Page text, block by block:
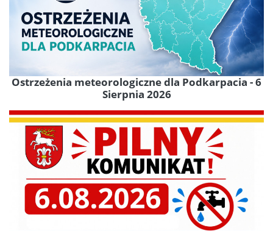
Ostrzeżenia meteorologiczne dla Podkarpacia - 6
Sierpnia 2026